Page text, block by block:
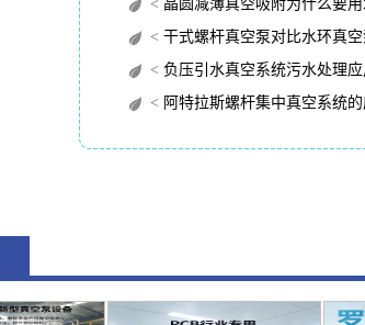
< 晶圆减薄真空吸附为什么要
< 干式螺杆真空泵对比水环真
< 负压引水真空系统污水处理应
< 阿特拉斯螺杆集中真空系统